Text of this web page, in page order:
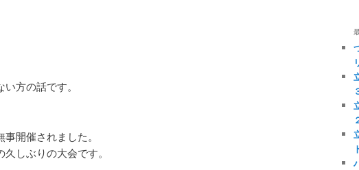
方の話です。
開催されました。
しぶりの大会です。